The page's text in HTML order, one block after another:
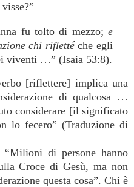
fu tolto di mezzo; e
chi riflettéche egli
viventi …” (Isaia 53:8).
[riflettere] implica una
di qualcosa …
considerare [il significato
lo fecero” (Traduzione di
di persone hanno
Croce di Gesù, ma non
questa cosa”. Chi è